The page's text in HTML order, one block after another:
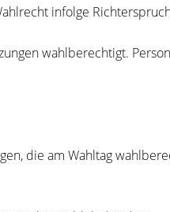
infolge
wahlberechtigt.
die am Wahltag